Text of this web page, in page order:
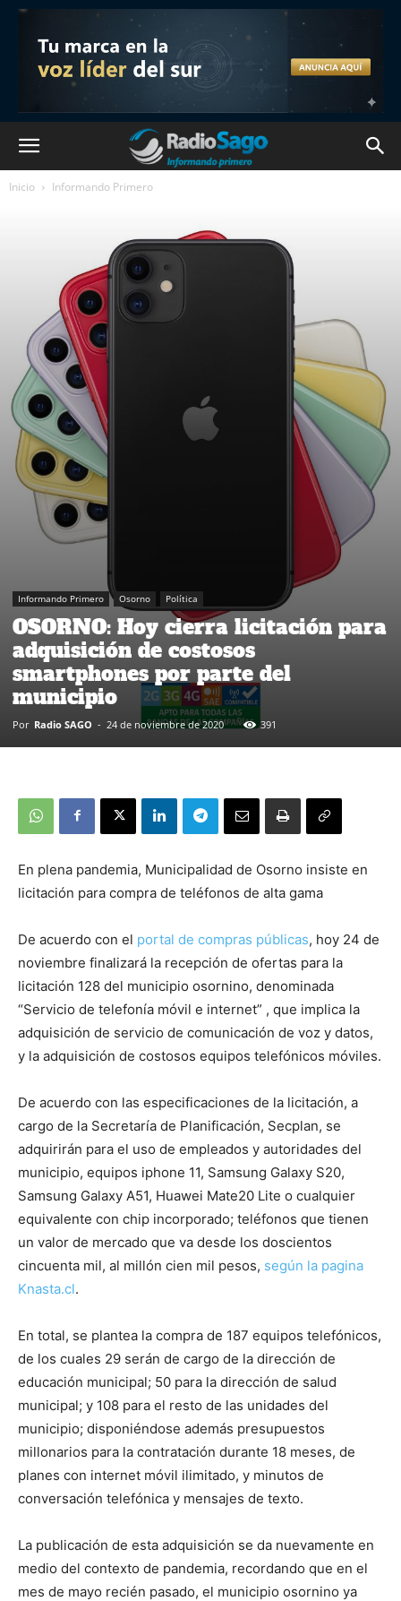
Inicio Informando Primero
Informando Primero Osorno Política
OSORNO: Hoy cierra licitación para
adquisición de costosos
smartphones por parte del
municipio
Por Radio SAGO - 24 de noviembre de 2020 391
En plena pandemia, Municipalidad de Osorno insiste en
licitación para compra de teléfonos de alta gama
De acuerdo con el portal de compras públicas, hoy 24 de
noviembre finalizará la recepción de ofertas para la
licitación 128 del municipio osornino, denominada
“Servicio de telefonía móvil e internet” , que implica la
adquisición de servicio de comunicación de voz y datos,
y la adquisición de costosos equipos telefónicos móviles.
De acuerdo con las especificaciones de la licitación, a
cargo de la Secretaría de Planificación, Secplan, se
adquirirán para el uso de empleados y autoridades del
municipio, equipos iphone 11, Samsung Galaxy S20,
Samsung Galaxy A51, Huawei Mate20 Lite o cualquier
equivalente con chip incorporado; teléfonos que tienen
un valor de mercado que va desde los doscientos
cincuenta mil, al millón cien mil pesos, según la pagina
Knasta.cl.
En total, se plantea la compra de 187 equipos telefónicos,
de los cuales 29 serán de cargo de la dirección de
educación municipal; 50 para la dirección de salud
municipal; y 108 para el resto de las unidades del
municipio; disponiéndose además presupuestos
millonarios para la contratación durante 18 meses, de
planes con internet móvil ilimitado, y minutos de
conversación telefónica y mensajes de texto.
La publicación de esta adquisición se da nuevamente en
medio del contexto de pandemia, recordando que en el
mes de mayo recién pasado, el municipio osornino ya